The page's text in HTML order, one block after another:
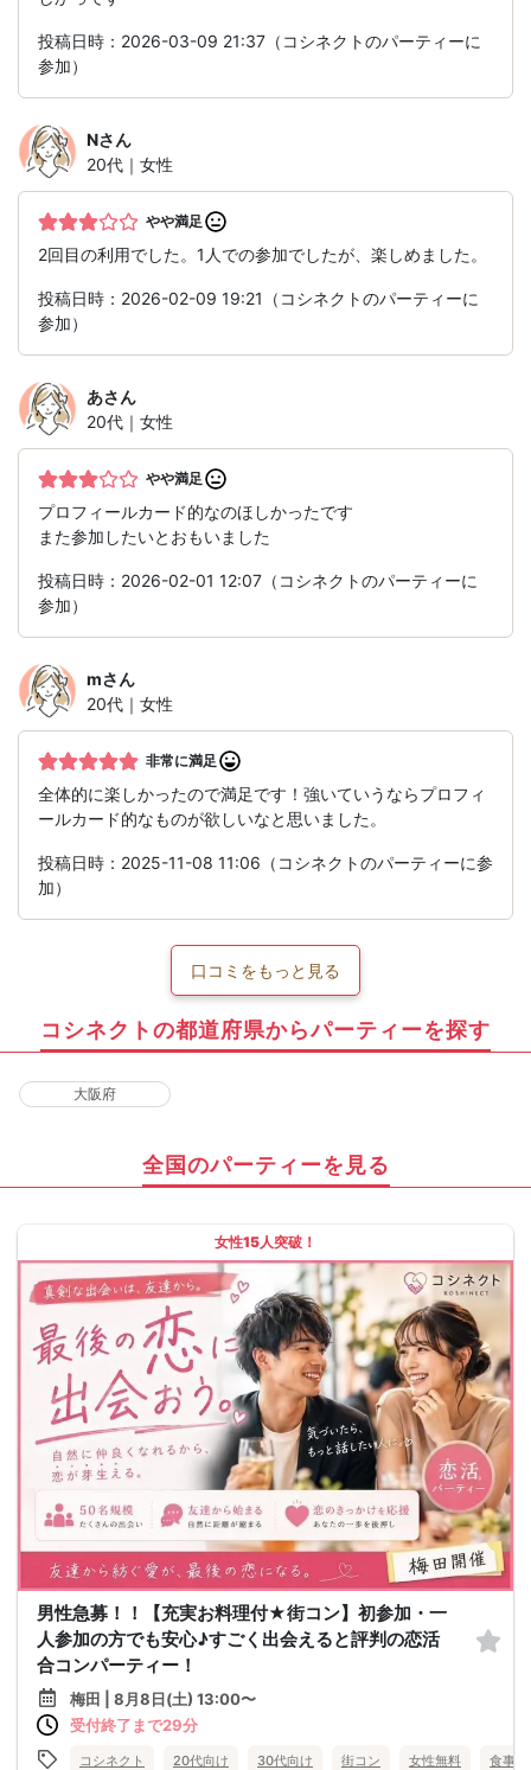
投稿日時：2026-03-09 21:37（コシネクトのパーティーに
参加）
Nさん
20代｜女性
やや満足
2回目の利用でした。1人での参加でしたが、楽しめました。
投稿日時：2026-02-09 19:21（コシネクトのパーティーに
参加）
あさん
20代｜女性
やや満足
プロフィールカード的なのほしかったです
また参加したいとおもいました
投稿日時：2026-02-01 12:07（コシネクトのパーティーに
参加）
mさん
20代｜女性
非常に満足
全体的に楽しかったので満足です！強いていうならプロフィ
ールカード的なものが欲しいなと思いました。
投稿日時：2025-11-08 11:06（コシネクトのパーティーに参
加）
口コミをもっと見る
コシネクトの都道府県からパーティーを探す
大阪府
全国のパーティーを見る
女性15人突破！
男性急募！！【充実お料理付★街コン】初参加・一
人参加の方でも安心♪すごく出会えると評判の恋活
合コンパーティー！
梅田 | 8月8日(土) 13:00〜
受付終了まで29分
コシネクト 20代向け 30代向け 街コン 女性無料 食事